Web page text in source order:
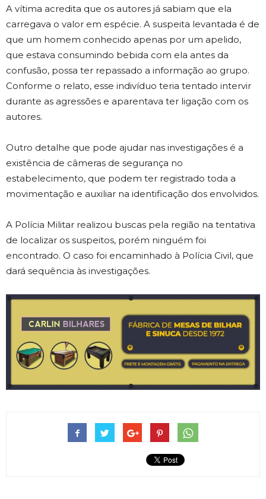
A vítima acredita que os autores já sabiam que ela
carregava o valor em espécie. A suspeita levantada é de
que um homem conhecido apenas por um apelido,
que estava consumindo bebida com ela antes da
confusão, possa ter repassado a informação ao grupo.
Conforme o relato, esse indivíduo teria tentado intervir
durante as agressões e aparentava ter ligação com os
autores.
Outro detalhe que pode ajudar nas investigações é a
existência de câmeras de segurança no
estabelecimento, que podem ter registrado toda a
movimentação e auxiliar na identificação dos envolvidos.
A Polícia Militar realizou buscas pela região na tentativa
de localizar os suspeitos, porém ninguém foi
encontrado. O caso foi encaminhado à Polícia Civil, que
dará sequência às investigações.